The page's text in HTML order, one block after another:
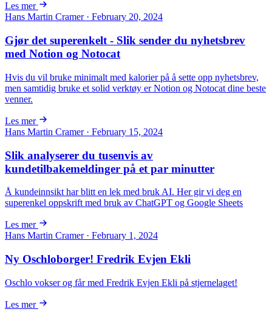
Les mer
Hans Martin Cramer · February 20, 2024
Gjør det superenkelt - Slik sender du nyhetsbrev
med Notion og Notocat
Hvis du vil bruke minimalt med kalorier på å sette opp nyhetsbrev,
men samtidig bruke et solid verktøy er Notion og Notocat dine beste
venner.
Les mer
Hans Martin Cramer · February 15, 2024
Slik analyserer du tusenvis av
kundetilbakemeldinger på et par minutter
Å kundeinnsikt har blitt en lek med bruk AI. Her gir vi deg en
superenkel oppskrift med bruk av ChatGPT og Google Sheets
Les mer
Hans Martin Cramer · February 1, 2024
Ny Oschloborger! Fredrik Evjen Ekli
Oschlo vokser og får med Fredrik Evjen Ekli på stjernelaget!
Les mer